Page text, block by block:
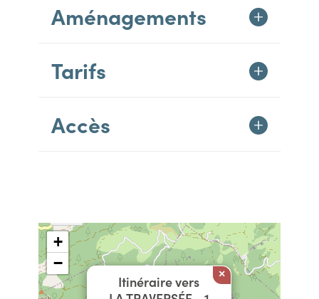
Aménagements
Tarifs
Accès
Itinéraire vers
×
+
−